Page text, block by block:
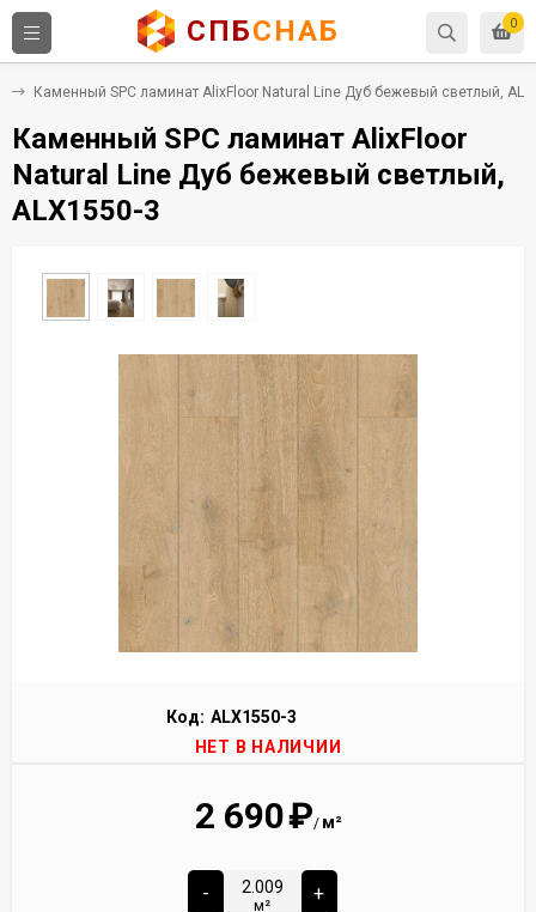
0
СПБСНАБ
Каменный SPC ламинат AlixFloor Natural Line Дуб бежевый светлый,
Каменный SPC ламинат AlixFloor
Natural Line Дуб бежевый светлый,
ALX1550-3
Код: ALX1550-3
НЕТ В НАЛИЧИИ
2 690₽/ м²
-
м²
+